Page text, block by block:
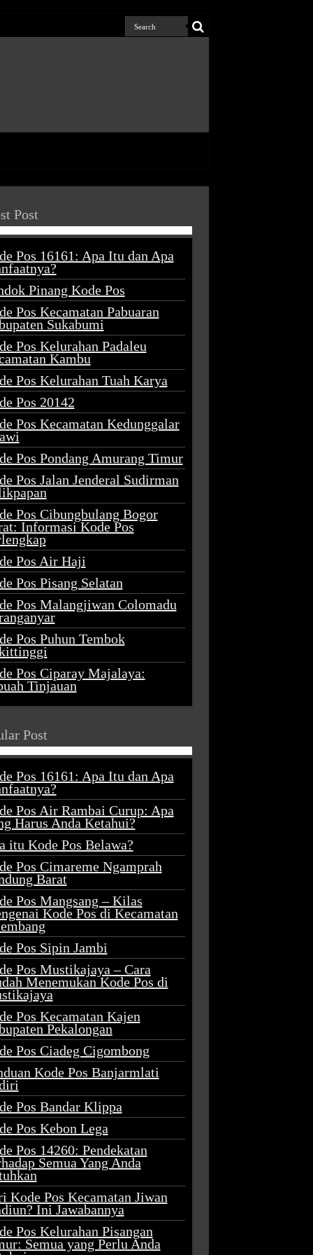
Post
Pos 16161: Apa Itu dan Apa
Pinang Kode Pos
Pos Kecamatan Pabuaran
Sukabumi
Pos Kelurahan Padaleu
Kambu
Pos Kelurahan Tuah Karya
Pos 20142
Pos Kecamatan Kedunggalar
Pos Pondang Amurang Timur
Pos Jalan Jenderal Sudirman
Pos Cibungbulang Bogor
Informasi Kode Pos
Pos Air Haji
Pos Pisang Selatan
Pos Malangjiwan Colomadu
Pos Puhun Tembok
Pos Ciparay Majalaya:
Tinjauan
Post
Pos 16161: Apa Itu dan Apa
Pos Air Rambai Curup: Apa
Harus Anda Ketahui?
itu Kode Pos Belawa?
Pos Cimareme Ngamprah
Barat
Pos Mangsang – Kilas
Kode Pos di Kecamatan
Pos Sipin Jambi
Pos Mustikajaya – Cara
Menemukan Kode Pos di
Pos Kecamatan Kajen
Pekalongan
Pos Ciadeg Cigombong
Kode Pos Banjarmlati
Pos Bandar Klippa
Pos Kebon Lega
Pos 14260: Pendekatan
Semua Yang Anda
Kode Pos Kecamatan Jiwan
Ini Jawabannya
Pos Kelurahan Pisangan
Semua yang Perlu Anda